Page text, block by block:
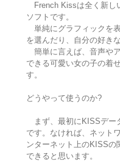
French Kissは全く新し
ソフトです。
単純にグラフィックを
を選んだり、自分の好き
簡単に言えば、音声や
できる可愛い女の子の着
す。
どうやって使うのか?
まず、最初にKISSデー
です。なければ、ネット
ンターネット上のKISSの
できると思います。